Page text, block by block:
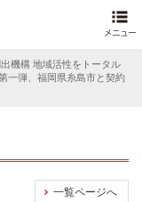
機構 地域活性をトータル
一弾、福岡県糸島市と契約
一覧ページへ